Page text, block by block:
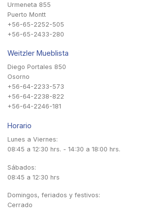
Urmeneta 855
Puerto Montt
+56-65-2252-505
+56-65-2433-280
Weitzler Mueblista
Diego Portales 850
Osorno
+56-64-2233-573
+56-64-2238-822
+56-64-2246-181
Horario
Lunes a Viernes:
08:45 a 12:30 hrs. - 14:30 a 18:00 hrs.
Sábados:
08:45 a 12:30 hrs
Domingos, feriados y festivos:
Cerrado